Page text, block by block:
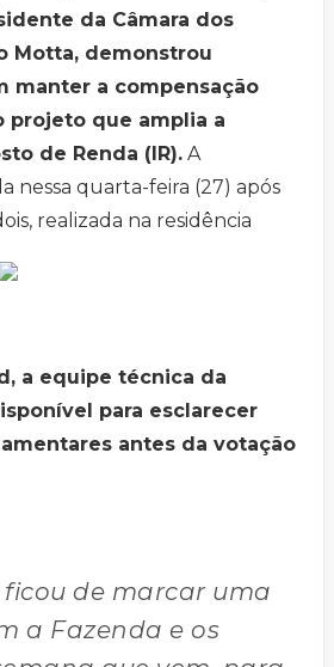
da Câmara dos
Motta, demonstrou
manter a compensação
projeto que amplia a
de Renda (IR). A
nessa quarta-feira (27) após
realizada na residência
a equipe técnica da
para esclarecer
antes da votação
ficou de marcar uma
a Fazenda e os